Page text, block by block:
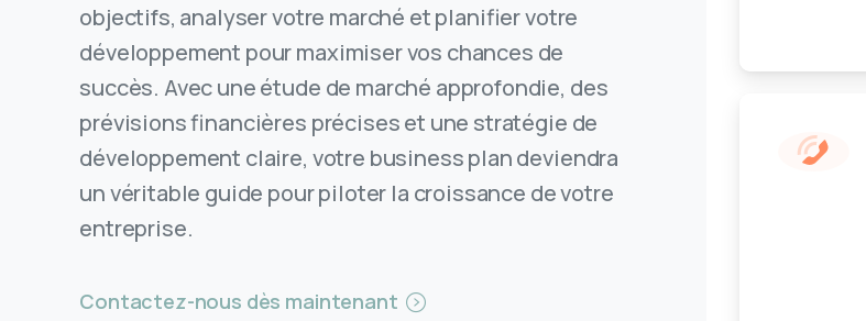
objectifs, analyser votre marché et planifier votre
développement pour maximiser vos chances de
succès. Avec une étude de marché approfondie, des
prévisions financières précises et une stratégie de
développement claire, votre business plan deviendra
un véritable guide pour piloter la croissance de votre
entreprise.
Contactez-nous dès maintenant